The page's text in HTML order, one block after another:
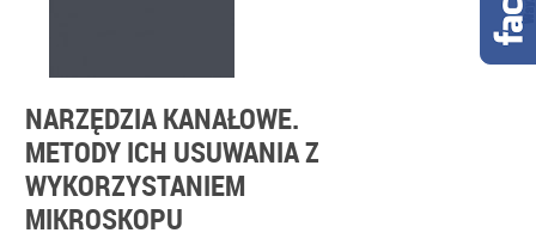
NARZĘDZIA KANAŁOWE.
METODY ICH USUWANIA Z
WYKORZYSTANIEM
MIKROSKOPU